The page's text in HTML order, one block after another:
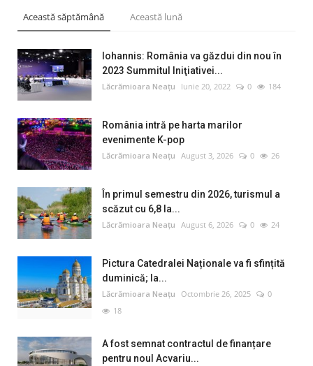
Această săptămână Această lună
Iohannis: România va găzdui din nou în
2023 Summitul Iniţiativei...
Lăcrămioara Neațu Iunie 20, 2022 0 184
România intră pe harta marilor
evenimente K-pop
Lăcrămioara Neațu August 3, 2026 0 26
În primul semestru din 2026, turismul a
scăzut cu 6,8 la...
Lăcrămioara Neațu August 6, 2026 0 24
Pictura Catedralei Naționale va fi sfințită
duminică; la...
Lăcrămioara Neațu Octombrie 26, 2025
0
18
A fost semnat contractul de finanțare
pentru noul Acvariu...